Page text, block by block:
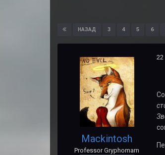
НАЗАД 3 4 5 6
Mackintosh
Professor Gryphomarn
22